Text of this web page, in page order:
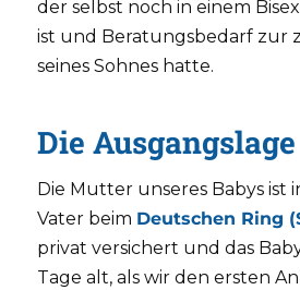
der selbst noch in einem
ist und Beratungsbedarf zur
seines Sohnes hatte.
Die Ausgangslage
Die Mutter unseres Babys ist
Vater beim Deutschen Ring
privat versichert und das
Tage alt, als wir den ersten